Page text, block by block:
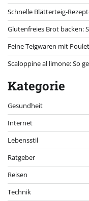
Schnelle Blätterteig-
Glutenfreies Brot backen:
Feine Teigwaren mit
Scaloppine al limone: So
Kategorie
Gesundheit
Internet
Lebensstil
Ratgeber
Reisen
Technik